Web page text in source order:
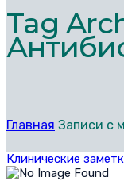
Tag
Главная Записи с
Клинические